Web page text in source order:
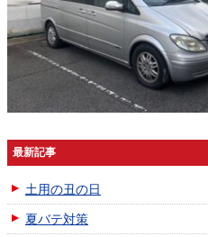
最新記事
土用の丑の日
夏バテ対策